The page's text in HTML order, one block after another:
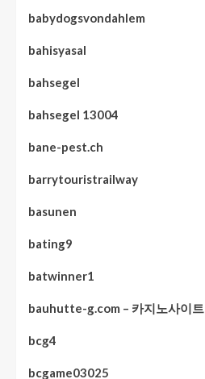
babydogsvondahlem
bahisyasal
bahsegel
bahsegel 13004
bane-pest.ch
barrytouristrailway
basunen
bating9
batwinner1
bauhutte-g.com – 카지노사이트
bcg4
bcgame03025